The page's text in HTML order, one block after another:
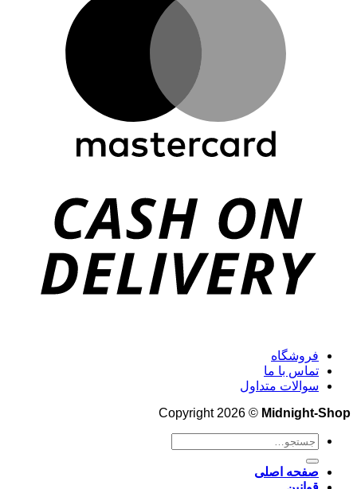
فروشگاه
تماس با ما
سوالات متداول
Copyright 2026 © Midnight-Shop
جستجو
صفحه اصلی